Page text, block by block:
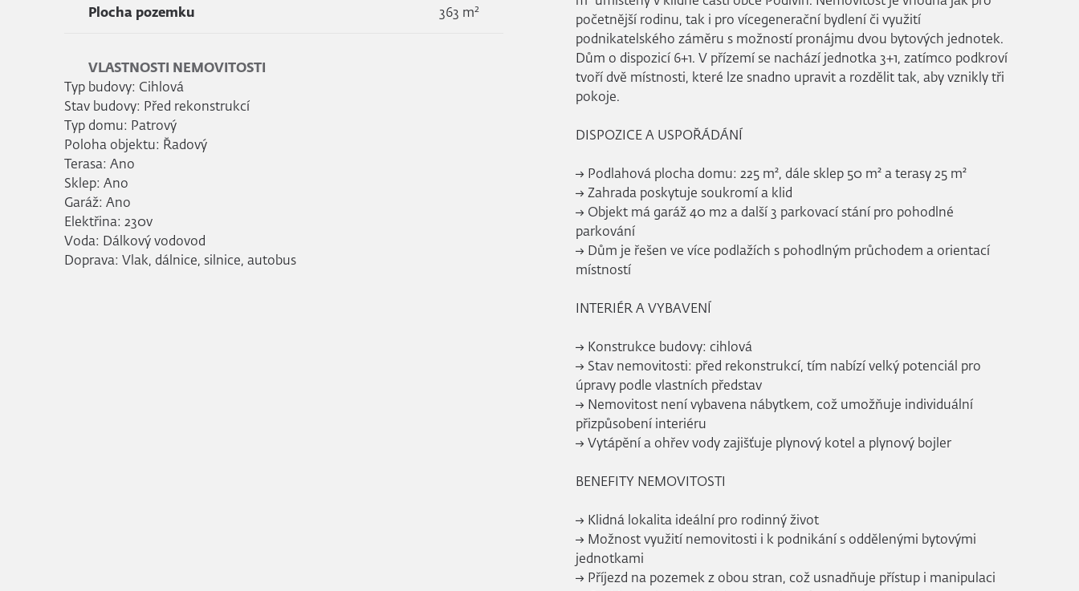
Plocha pozemku 363 m2
VLASTNOSTI NEMOVITOSTI
Typ budovy: Cihlová
Stav budovy: Před rekonstrukcí
Typ domu: Patrový
Poloha objektu: Řadový
Terasa: Ano
Sklep: Ano
Garáž: Ano
Elektřina: 230v
Voda: Dálkový vodovod
Doprava: Vlak, dálnice, silnice, autobus
početnější rodinu, tak i pro vícegenerační bydlení či využití
podnikatelského záměru s možností pronájmu dvou bytových jednotek.
Dům o dispozicí 6+1. V přízemí se nachází jednotka 3+1, zatímco podkroví
tvoří dvě místnosti, které lze snadno upravit a rozdělit tak, aby vznikly tři
pokoje.
DISPOZICE A USPOŘÁDÁNÍ
→ Podlahová plocha domu: 225 m², dále sklep 50 m² a terasy 25 m²
→ Zahrada poskytuje soukromí a klid
→ Objekt má garáž 40 m2 a další 3 parkovací stání pro pohodlné
parkování
→ Dům je řešen ve více podlažích s pohodlným průchodem a orientací
místností
INTERIÉR A VYBAVENÍ
→ Konstrukce budovy: cihlová
→ Stav nemovitosti: před rekonstrukcí, tím nabízí velký potenciál pro
úpravy podle vlastních představ
→ Nemovitost není vybavena nábytkem, což umožňuje individuální
přizpůsobení interiéru
→ Vytápění a ohřev vody zajišťuje plynový kotel a plynový bojler
BENEFITY NEMOVITOSTI
→ Klidná lokalita ideální pro rodinný život
→ Možnost využití nemovitosti i k podnikání s oddělenými bytovými
jednotkami
→ Příjezd na pozemek z obou stran, což usnadňuje přístup i manipulaci